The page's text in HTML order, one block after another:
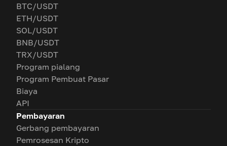
BTC/USDT
ETH/USDT
SOL/USDT
BNB/USDT
TRX/USDT
Program pialang
Program Pembuat Pasar
Biaya
API
Pembayaran
Gerbang pembayaran
Pemrosesan Kripto